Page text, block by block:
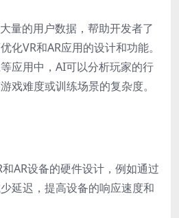
量的用户数据，帮助开发者了
化VR和AR应用的设计和功能。
应用中，AI可以分析玩家的行
戏难度或训练场景的复杂度。
AR设备的硬件设计，例如通过
延迟，提高设备的响应速度和